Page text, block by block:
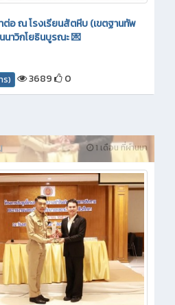
ต่อ ณ โรงเรียนสัตหีบ (เขตฐานทัพ
นาวิกโยธินบูรณะ 💌
ร) 3689 0
1 เดือน ที่ผ่านมา